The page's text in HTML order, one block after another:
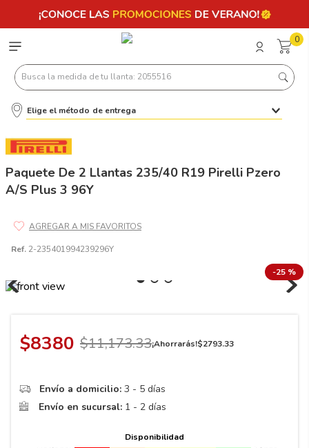
0
Busca la medida de tu llanta: 2055516
Elige el método de entrega
Paquete De 2 Llantas 235/40 R19 Pirelli Pzero
A/S Plus 3 96Y
Ref. 2-235401994239296Y
-25 %
$8380 $11,173.33¡Ahorrarás!$2793.33
Envío a domicilio: 3 - 5 días
Envío en sucursal: 1 - 2 días
Disponibilidad
Términos más buscados
.
7 245